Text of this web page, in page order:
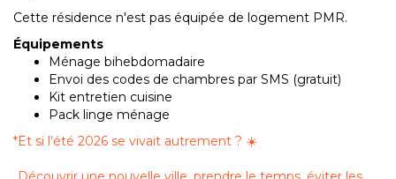
Cette résidence n'est pas équipée de logement PMR.
Équipements
Ménage bihebdomadaire
Envoi des codes de chambres par SMS (gratuit)
Kit entretien cuisine
Pack linge ménage
*Et si l’été 2026 se vivait autrement ? ☀️